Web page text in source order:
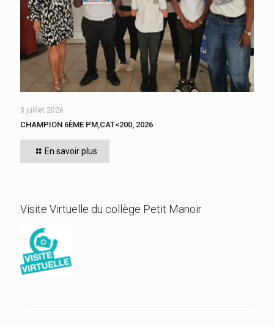
Cette année, tous les élèves de 6ème du collège se sont
affrontés. CADIGNAN Manuel, après une bataille bien
disputée, s’est imposé, le jeudi 4 juin 2026
8 juillet 2026
CHAMPION 6ÈME PM,CAT<200, 2026
En savoir plus
Visite Virtuelle du collège Petit Manoir